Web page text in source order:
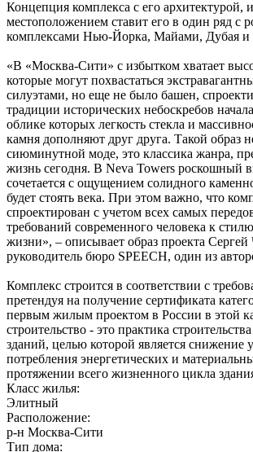
Концепция комплекса с его архитектурой,
местоположением ставит его в один ряд с
комплексами Нью-Йорка, Майами, Дубая и
«В «Москва-Сити» с избытком хватает
которые могут похвастаться
силуэтами, но еще не было башен,
традиции исторических небоскребов
облике которых легкость стекла и
камня дополняют друг друга. Такой образ
сиюминутной моде, это классика жанра,
жизнь сегодня. В Neva Towers роскошный
сочетается с ощущением солидного
будет стоять века. При этом важно, что
спроектирован с учетом всех самых
требований современного человека к
жизни», – описывает образ проекта Сергей
руководитель бюро SPEECH, один из
Комплекс строится в соответствии с
претендуя на получение сертификата
первым жилым проектом в России в этой
строительство - это практика
зданий, целью которой является снижение
потребления энергетических и
протяжении всего жизненного цикла
Класс жилья:
Элитный
Расположение:
р-н Москва-Сити
Тип дома: